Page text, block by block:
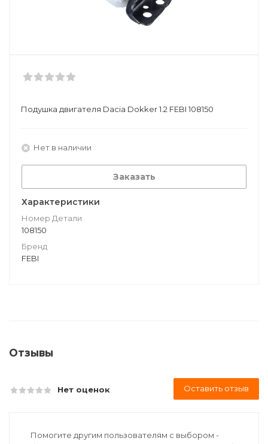
Подушкa двигателя Dacia Dokker 1.2 FEBI 108150
Нет в наличии
Заказать
Характеристики
Номер Детали
108150
Бренд
FEBI
Отзывы
Нет оценок Оставить отзыв
Помогите другим пользователям с выбором -